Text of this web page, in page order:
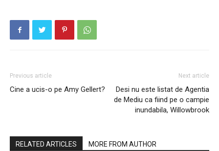
Previous article
Cine a ucis-o pe Amy Gellert?
Next article
Desi nu este listat de Agentia
de Mediu ca fiind pe o campie
inundabila, Willowbrook
RELATED ARTICLES MORE FROM AUTHOR